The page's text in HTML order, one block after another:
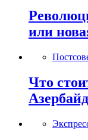
или
Что